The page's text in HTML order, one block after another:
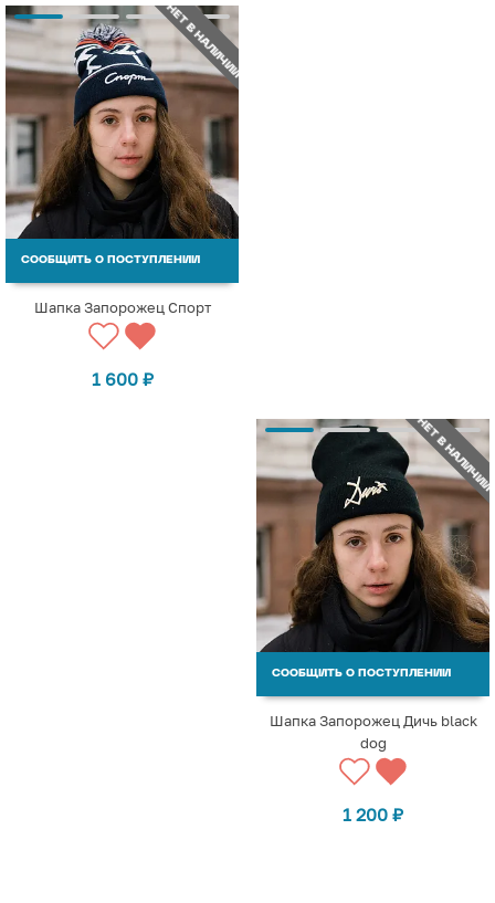
НЕТ В НАЛИЧИИ
СООБЩИТЬ О ПОСТУПЛЕНИИ
Шапка Запорожец Спорт
1 600 ₽
НЕТ В НАЛИЧИИ
СООБЩИТЬ О ПОСТУПЛЕНИИ
Шапка Запорожец Дичь black
dog
1 200 ₽